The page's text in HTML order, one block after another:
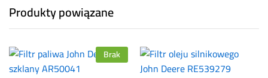
Produkty powiązane
Brak